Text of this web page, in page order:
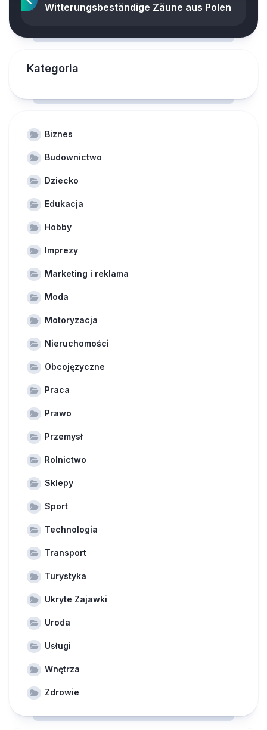
Witterungsbeständige Zäune aus Polen
Kategoria
Biznes
Budownictwo
Dziecko
Edukacja
Hobby
Imprezy
Marketing i reklama
Moda
Motoryzacja
Nieruchomości
Obcojęzyczne
Praca
Prawo
Przemysł
Rolnictwo
Sklepy
Sport
Technologia
Transport
Turystyka
Ukryte Zajawki
Uroda
Usługi
Wnętrza
Zdrowie